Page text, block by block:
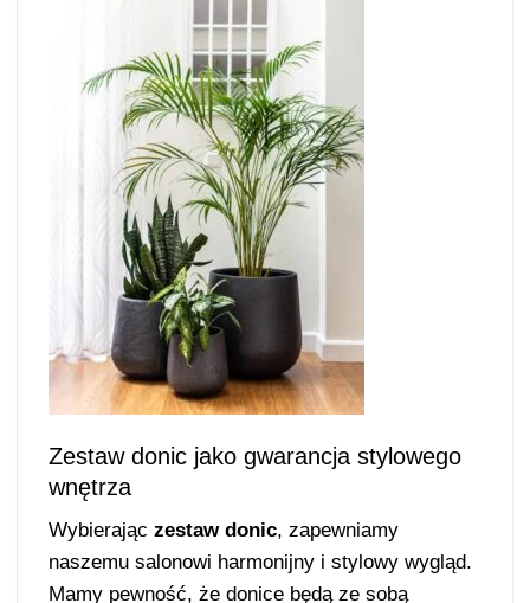
Zestaw donic jako gwarancja stylowego
wnętrza
Wybierając zestaw donic, zapewniamy
naszemu salonowi harmonijny i stylowy wygląd.
Mamy pewność, że donice będą ze sobą